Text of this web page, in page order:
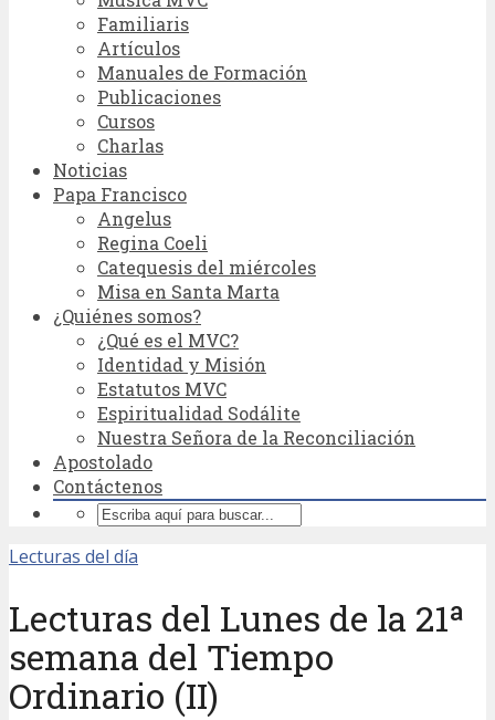
Familiaris
Artículos
Manuales de Formación
Publicaciones
Cursos
Charlas
Noticias
Papa Francisco
Angelus
Regina Coeli
Catequesis del miércoles
Misa en Santa Marta
¿Quiénes somos?
¿Qué es el MVC?
Identidad y Misión
Estatutos MVC
Espiritualidad Sodálite
Nuestra Señora de la Reconciliación
Apostolado
Contáctenos
Lecturas del día
Lecturas del Lunes de la 21ª
semana del Tiempo
Ordinario (II)